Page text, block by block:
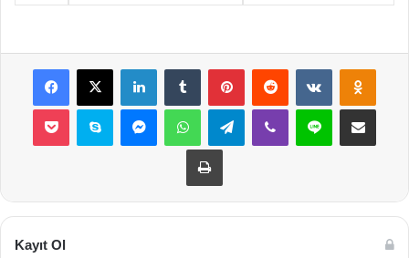
Facebook
X LinkedInTumblr PinterestReddit VKontakte
Pocket Skype MessengerWhatsAppTelegramViber Line E-Posta ile
Yazdır
Kayıt Ol